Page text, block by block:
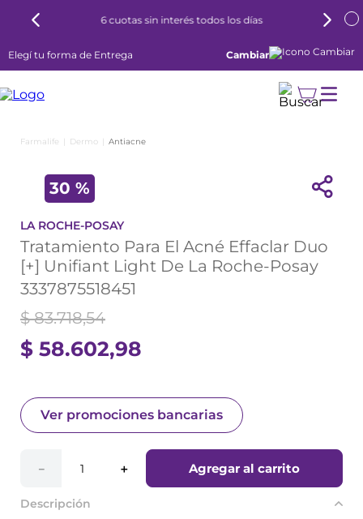
6 cuotas sin interés todos los días
Elegí tu forma de Entrega Cambiar
Dermo Antiacne
30 %
LA ROCHE-POSAY
Tratamiento Para El Acné Effaclar Duo
[+] Unifiant Light De La Roche-Posay
3337875518451
$ 58.602,98
$ 83.718,54
Ver promociones bancarias
＋
－ Agregar al carrito
Descripción